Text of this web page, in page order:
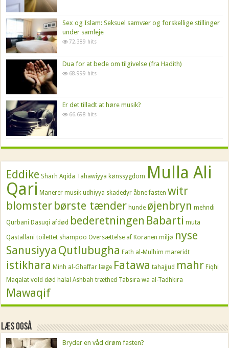
Sex og Islam: Seksuel samvær og forskellige stillinger
under samleje
72.389 hits
Dua for at bede om tilgivelse (fra Hadith)
68.999 hits
Er det tilladt at høre musik?
66.698 hits
Eddike Sharh Aqida Tahawiyya kønssygdom Mulla Ali
Qari Manerer musik udhiyya skadedyr åbne fasten witr
blomster børste tænder hunde øjenbryn mehndi
Qurbani Dasuqi afdød bederetningen Babarti muta
Qastallani toilettet shampoo Oversættelse af Koranen miljø nyse
Sanusiyya Qutlubugha Fath al-Mulhim mareridt
istikhara Minh al-Ghaffar læge Fatawa tahajjud mahr Fiqhi
Maqalat vold død halal Ashbah træthed Tabsira wa al-Tadhkira
Mawaqif
Læs også
Bryder en våd drøm fasten?